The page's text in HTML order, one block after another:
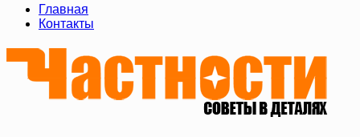
Главная
Контакты